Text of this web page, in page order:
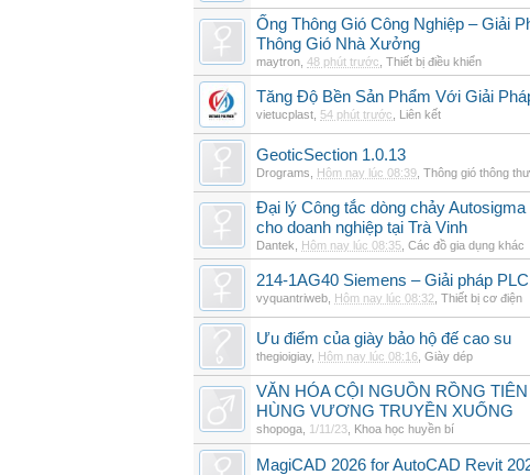
Ống Thông Gió Công Nghiệp – Giải
Thông Gió Nhà Xưởng
maytron 48 phút trước Thiết bị điều khiển
Tăng Độ Bền Sản Phẩm Với Giải
vietucplast 54 phút trước Liên kết
GeoticSection 1.0.13
Drograms Hôm nay lúc 08:39 Thông gió thông
Đại lý Công tắc dòng chảy
cho doanh nghiệp tại Trà Vinh
Dantek Hôm nay lúc 08:35 Các đồ gia dụng khác
214-1AG40 Siemens – Giải pháp
vyquantriweb Hôm nay lúc 08:32 Thiết bị cơ điện
Ưu điểm của giày bảo hộ đế cao su
thegioigiay, Hôm nay lúc 08:16 Giày dép
VĂN HÓA CỘI NGUỒN RỒNG
HÙNG VƯƠNG TRUYỀN XUỐNG
shopoga 1/11/23 Khoa học huyền bí
MagiCAD 2026 for AutoCAD Revit